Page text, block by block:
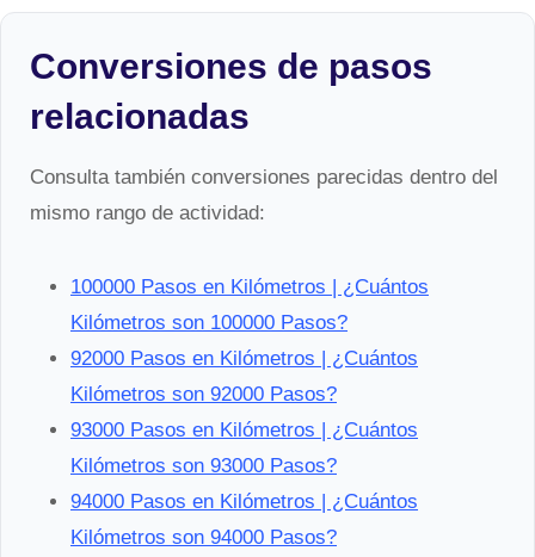
Conversiones de pasos
relacionadas
Consulta también conversiones parecidas dentro del
mismo rango de actividad:
100000 Pasos en Kilómetros | ¿Cuántos
Kilómetros son 100000 Pasos?
92000 Pasos en Kilómetros | ¿Cuántos
Kilómetros son 92000 Pasos?
93000 Pasos en Kilómetros | ¿Cuántos
Kilómetros son 93000 Pasos?
94000 Pasos en Kilómetros | ¿Cuántos
Kilómetros son 94000 Pasos?